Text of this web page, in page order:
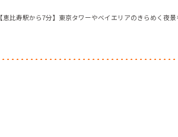
【恵比寿駅から7分】東京タワーやベイエリアのきらめく夜